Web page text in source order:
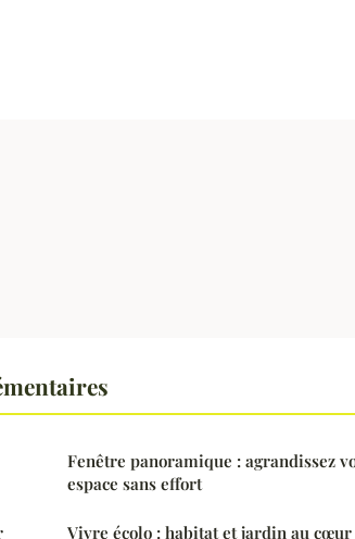
Fenêtre panoramique : agrandissez
espace sans effort
Vivre écolo : habitat et jardin au cœur